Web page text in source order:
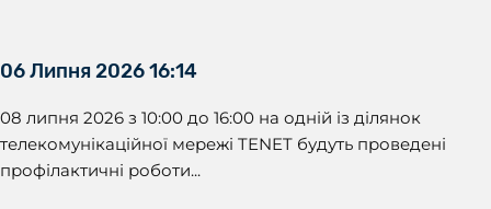
06 Липня 2026 16:14
08 липня 2026 з 10:00 до 16:00 на одній із ділянок
телекомунікаційної мережі TENET будуть проведені
профілактичні роботи...